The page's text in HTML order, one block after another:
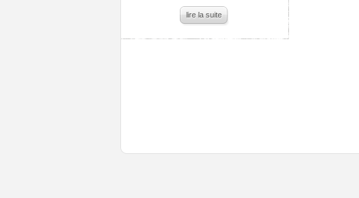
lire la suite